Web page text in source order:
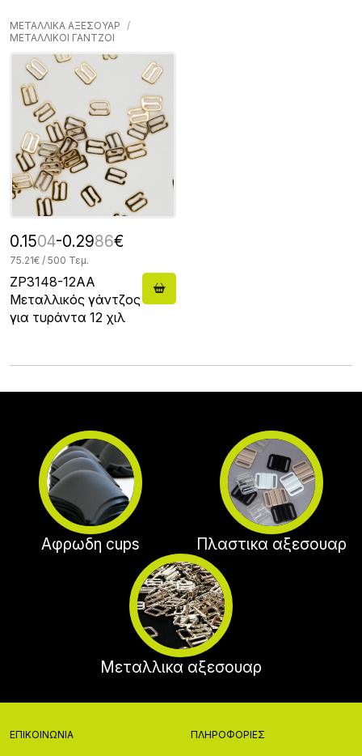
ΜΕΤΑΛΛΙΚΑ ΑΞΕΣΟΥΑΡ
ΜΕΤΑΛΛΙΚΟΙ ΓΑΝΤΖΟΙ
0.1504-0.2986€
75.21€ / 500 Τεμ.
ZP3148-12AA
Μεταλλικός γάντζος
για τυράντα 12 χιλ
Αφρωδη cups Πλαστικα αξεσουαρ
Μεταλλικα αξεσουαρ
ΕΠΙΚΟΙΝΩΝΊΑ ΠΛΗΡΟΦΟΡΊΕΣ